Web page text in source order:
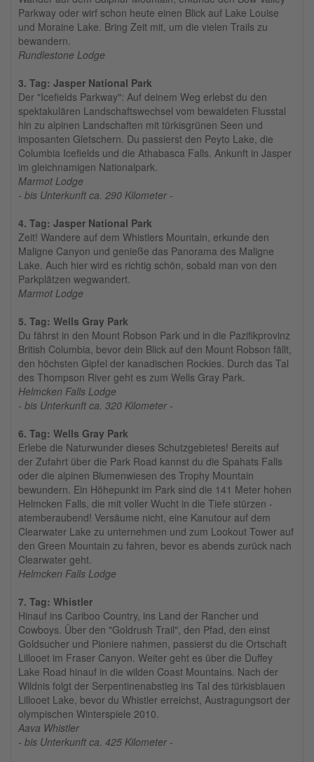
Parkway oder wirf schon heute einen Blick auf Lake Louise
und Moraine Lake. Bring Zeit mit, um die vielen Trails zu
bewandern.
Rundlestone Lodge
3. Tag: Jasper National Park
Der "Icefields Parkway": Auf deinem Weg erlebst du den
spektakulären Landschaftswechsel vom bewaldeten Flusstal
hin zu alpinen Landschaften mit türkisgrünen Seen und
imposanten Gletschern. Du passierst den Peyto Lake, die
Columbia Icefields und die Athabasca Falls. Ankunft in Jasper
im gleichnamigen Nationalpark.
Marmot Lodge
- bis Unterkunft ca. 290 Kilometer -
4. Tag: Jasper National Park
Zeit! Wandere auf dem Whistlers Mountain, erkunde den
Maligne Canyon und genieße das Panorama des Maligne
Lake. Auch hier wird es richtig schön, sobald man von den
Parkplätzen wegwandert.
Marmot Lodge
5. Tag: Wells Gray Park
Du fährst in den Mount Robson Park und in die Pazifikprovinz
British Columbia, bevor dein Blick auf den Mount Robson fällt,
den höchsten Gipfel der kanadischen Rockies. Durch das Tal
des Thompson River geht es zum Wells Gray Park.
Helmcken Falls Lodge
- bis Unterkunft ca. 320 Kilometer -
6. Tag: Wells Gray Park
Erlebe die Naturwunder dieses Schutzgebietes! Bereits auf
der Zufahrt über die Park Road kannst du die Spahats Falls
oder die alpinen Blumenwiesen des Trophy Mountain
bewundern. Ein Höhepunkt im Park sind die 141 Meter hohen
Helmcken Falls, die mit voller Wucht in die Tiefe stürzen -
atemberaubend! Versäume nicht, eine Kanutour auf dem
Clearwater Lake zu unternehmen und zum Lookout Tower auf
den Green Mountain zu fahren, bevor es abends zurück nach
Clearwater geht.
Helmcken Falls Lodge
7. Tag: Whistler
Hinauf ins Cariboo Country, ins Land der Rancher und
Cowboys. Über den "Goldrush Trail", den Pfad, den einst
Goldsucher und Pioniere nahmen, passierst du die Ortschaft
Lillooet im Fraser Canyon. Weiter geht es über die Duffey
Lake Road hinauf in die wilden Coast Mountains. Nach der
Wildnis folgt der Serpentinenabstieg ins Tal des türkisblauen
Lillooet Lake, bevor du Whistler erreichst, Austragungsort der
olympischen Winterspiele 2010.
Aava Whistler
- bis Unterkunft ca. 425 Kilometer -